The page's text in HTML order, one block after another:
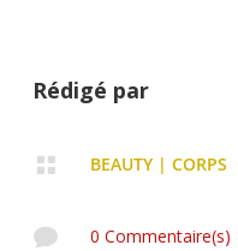
Rédigé par
 BEAUTY| CORPS
 0 Commentaire(s)